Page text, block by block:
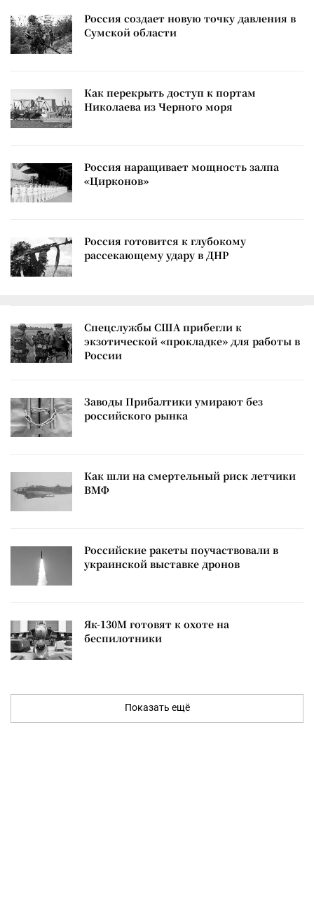
Россия создает новую точку давления в
Сумской области
Как перекрыть доступ к портам
Николаева из Черного моря
Россия наращивает мощность залпа
«Цирконов»
Россия готовится к глубокому
рассекающему удару в ДНР
Спецслужбы США прибегли к
экзотической «прокладке» для работы в
России
Заводы Прибалтики умирают без
российского рынка
Как шли на смертельный риск летчики
ВМФ
Российские ракеты поучаствовали в
украинской выставке дронов
Як-130М готовят к охоте на
беспилотники
Показать ещё